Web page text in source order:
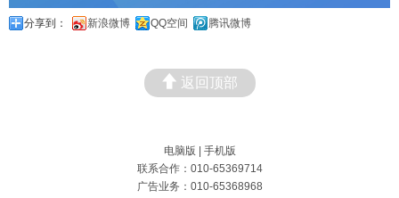
分享到： 新浪微博 QQ空间 腾讯微博
返回顶部
电脑版
手机版
联系合作：010-65369714
广告业务：010-65368968